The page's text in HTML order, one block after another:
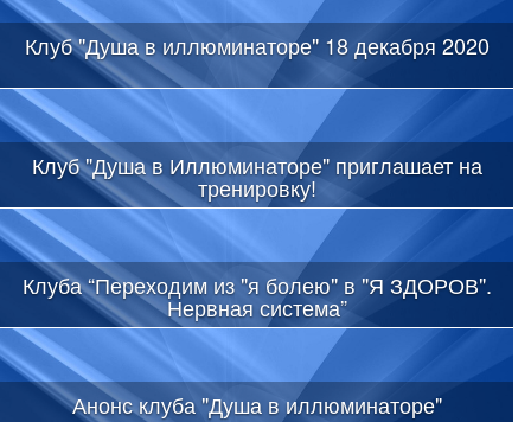
Клуб "Душа в иллюминаторе" 18 декабря 2020
Клуб "Душа в Иллюминаторе" приглашает на
тренировку!
Клуба “Переходим из "я болею" в "Я ЗДОРОВ".
Нервная система”
Анонс клуба "Душа в иллюминаторе"